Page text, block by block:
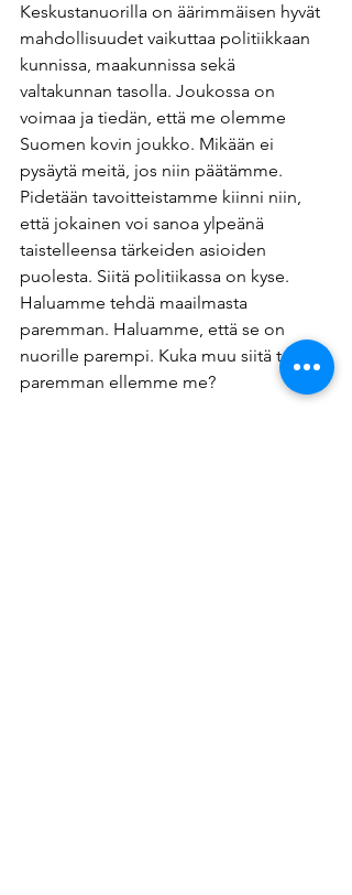
Keskustanuorilla on äärimmäisen hyvät
mahdollisuudet vaikuttaa politiikkaan
kunnissa, maakunnissa sekä
valtakunnan tasolla. Joukossa on
voimaa ja tiedän, että me olemme
Suomen kovin joukko. Mikään ei
pysäytä meitä, jos niin päätämme.
Pidetään tavoitteistamme kiinni niin,
että jokainen voi sanoa ylpeänä
taistelleensa tärkeiden asioiden
puolesta. Siitä politiikassa on kyse.
Haluamme tehdä maailmasta
paremman. Haluamme, että se on
nuorille parempi. Kuka muu siitä tekee
paremman ellemme me?